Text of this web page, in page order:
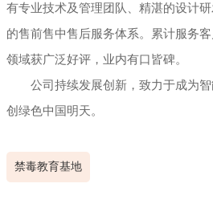
有专业技术及管理团队、精湛的设计
的售前售中售后服务体系。累计服务
领域获广泛好评，业内有口皆碑。
公司持续发展创新，致力于成为
创绿色中国明天。
禁毒教育基地